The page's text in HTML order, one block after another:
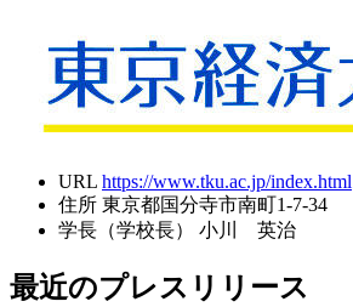
URL https://www.tku.ac.jp/index.html
住所 東京都国分寺市南町1-7-34
学長（学校長）
小川 英治
最近のプレスリリース